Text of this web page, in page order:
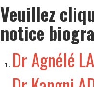
Veuillez
notice
Dr Agnélé